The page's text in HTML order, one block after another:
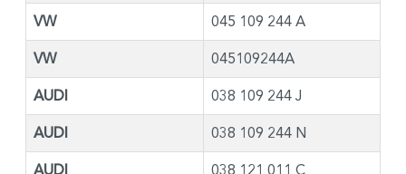
VW 045 109 244 A
VW 045109244A
AUDI 038 109 244 J
AUDI 038 109 244 N
AUDI 038 121 011 C